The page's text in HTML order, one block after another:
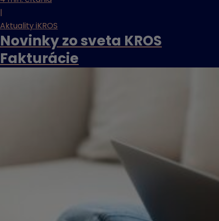
|
Aktuality iKROS
Novinky zo sveta KROS
Fakturácie